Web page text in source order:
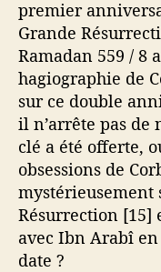
premier
Grande
Ramadan 559 / 8
hagiographie de
sur ce double
il n’arrête pas de
clé a été offerte,
obsessions de
mystérieusement
Résurrection
avec Ibn Arabî
date ?